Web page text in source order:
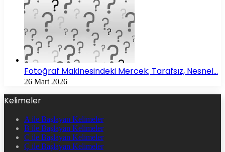
Fotoğraf Makinesindeki Mercek; Tarafsız, Nesnel…
26 Mart 2026
Kelimeler
A ile Başlayan Kelimeler
B ile Başlayan Kelimeler
C ile Başlayan Kelimeler
Ç ile Başlayan Kelimeler